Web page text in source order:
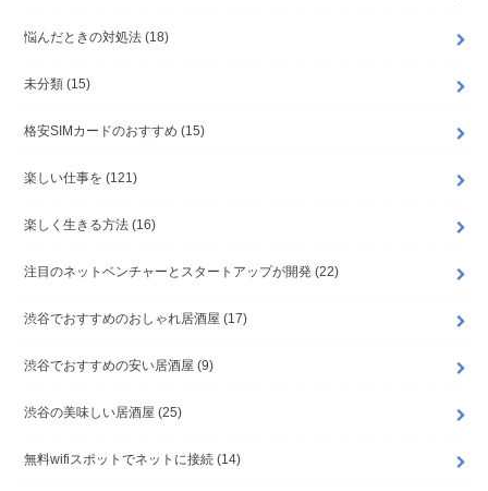
悩んだときの対処法 (18)
未分類 (15)
格安SIMカードのおすすめ (15)
楽しい仕事を (121)
楽しく生きる方法 (16)
注目のネットベンチャーとスタートアップが開発 (22)
渋谷でおすすめのおしゃれ居酒屋 (17)
渋谷でおすすめの安い居酒屋 (9)
渋谷の美味しい居酒屋 (25)
無料wifiスポットでネットに接続 (14)